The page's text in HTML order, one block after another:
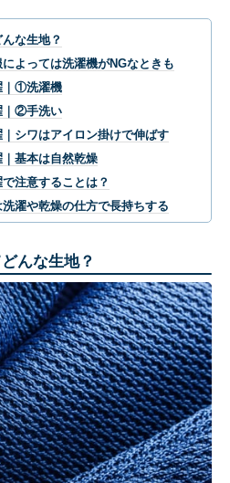
な生地？
よっては洗濯機がNGなときも
｜①洗濯機
｜②手洗い
シワはアイロン掛けで伸ばす
基本は自然乾燥
注意することは？
濯や乾燥の仕方で長持ちする
んな生地？